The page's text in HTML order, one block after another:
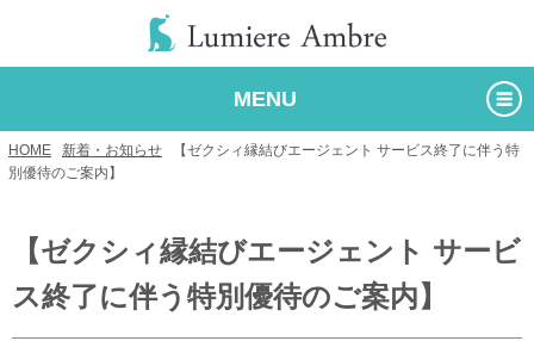
MENU
HOME 新着・お知らせ
【ゼクシィ縁結びエージェント サービス終了に伴う特
別優待のご案内】
【ゼクシィ縁結びエージェント サービ
ス終了に伴う特別優待のご案内】